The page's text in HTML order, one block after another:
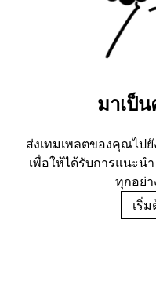
มาเป็น
ส่งเทมเพลตของคุณไป
เพื่อให้ได้รับการแนะน
ทุกอย่
เริ่